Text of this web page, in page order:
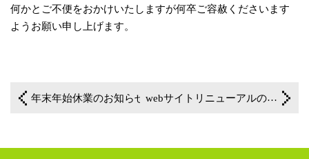
何かとご不便をおかけいたしますが何卒ご容赦くださいます
ようお願い申し上げます。
年末年始休業のお知らせ webサイトリニューアルのお知らせ
一覧に戻る